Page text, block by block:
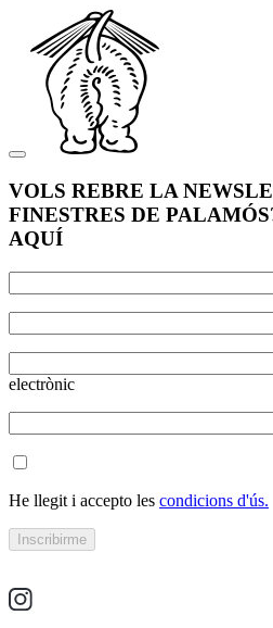
VOLS REBRE LA
FINESTRES DE
AQUÍ
electrònic
He llegit i accepto les condicions d'ús.